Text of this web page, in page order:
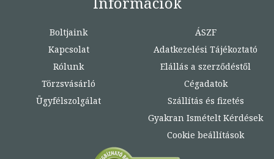
Boltjaink
Kapcsolat
Rólunk
Törzsvásárló
Ügyfélszolgálat
ÁSZF
Adatkezelési Tájékoztató
Elállás a szerződéstől
Cégadatok
Szállítás és fizetés
Gyakran Ismételt Kérdések
Cookie beállítások